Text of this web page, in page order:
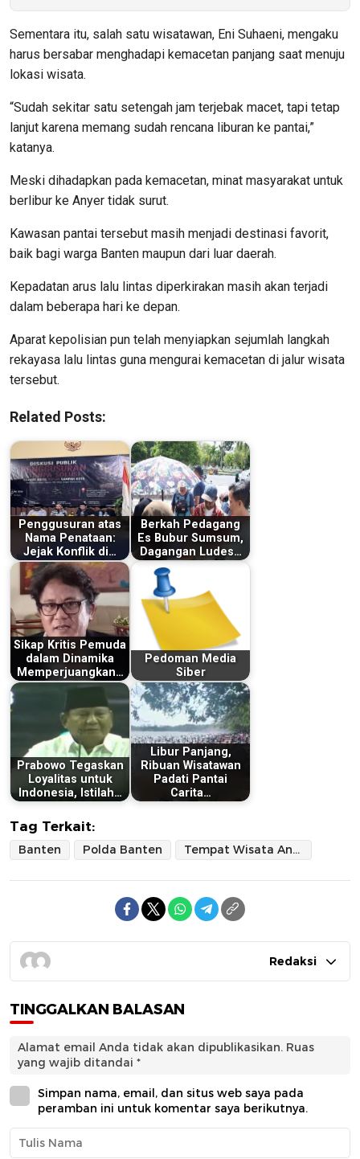
Sementara itu, salah satu wisatawan, Eni Suhaeni, mengaku
harus bersabar menghadapi kemacetan panjang saat menuju
lokasi wisata.
“Sudah sekitar satu setengah jam terjebak macet, tapi tetap
lanjut karena memang sudah rencana liburan ke pantai,”
katanya.
Meski dihadapkan pada kemacetan, minat masyarakat untuk
berlibur ke Anyer tidak surut.
Kawasan pantai tersebut masih menjadi destinasi favorit,
baik bagi warga Banten maupun dari luar daerah.
Kepadatan arus lalu lintas diperkirakan masih akan terjadi
dalam beberapa hari ke depan.
Aparat kepolisian pun telah menyiapkan sejumlah langkah
rekayasa lalu lintas guna mengurai kemacetan di jalur wisata
tersebut.
Related Posts:
Penggusuran atas
Nama Penataan:
Jejak Konflik di…
Berkah Pedagang
Es Bubur Sumsum,
Dagangan Ludes…
Sikap Kritis Pemuda
dalam Dinamika
Memperjuangkan…
Pedoman Media
Siber
Prabowo Tegaskan
Loyalitas untuk
Indonesia, Istilah…
Libur Panjang,
Ribuan Wisatawan
Padati Pantai
Carita…
Tag Terkait:
Banten Polda Banten Tempat Wisata Anyer
Redaksi
TINGGALKAN BALASAN
Alamat email Anda tidak akan dipublikasikan. Ruas
yang wajib ditandai *
Simpan nama, email, dan situs web saya pada
peramban ini untuk komentar saya berikutnya.